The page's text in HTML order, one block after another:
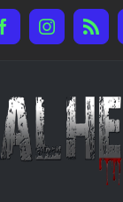
FacebookInstagram
Rss